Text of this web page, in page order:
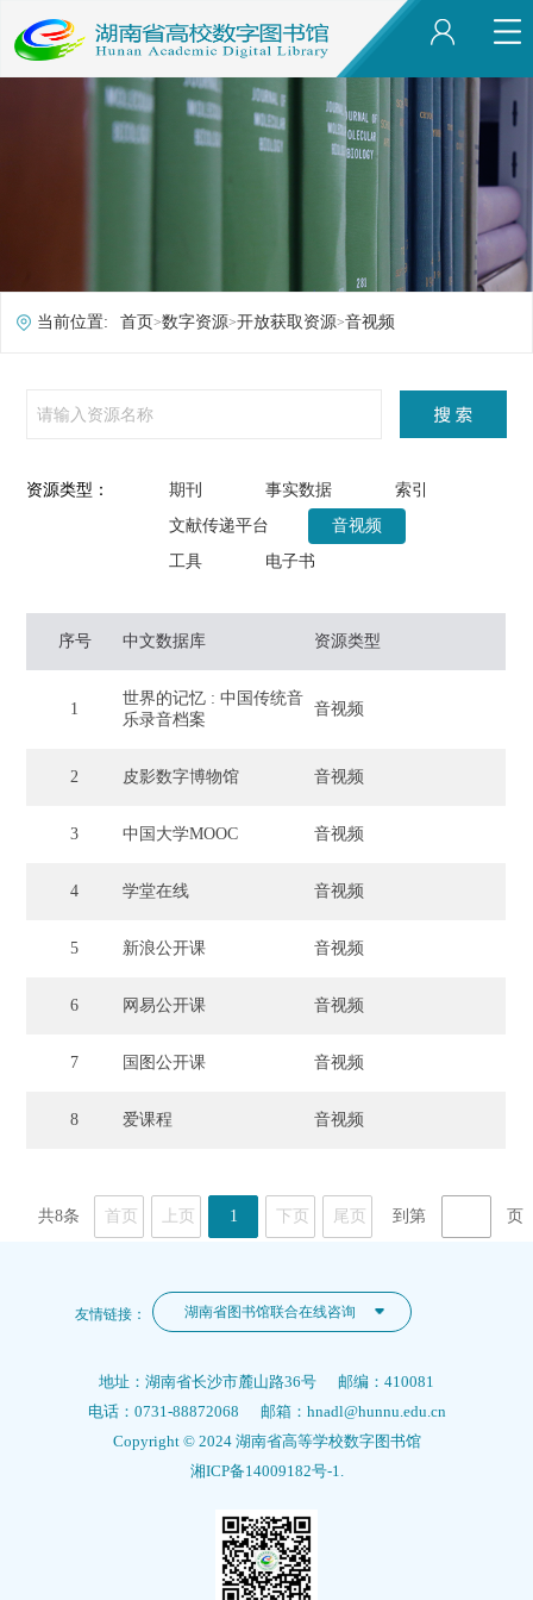
当前位置: 首页>数字资源>开放获取资源>音视频
资源类型： 期刊 事实数据
索引
文献传递平台
音视频
工具
电子书
序号 中文数据库 资源类型
1
世界的记忆 : 中国传统音
乐录音档案
音视频
2 皮影数字博物馆 音视频
3 中国大学MOOC 音视频
4 学堂在线 音视频
5 新浪公开课 音视频
6 网易公开课 音视频
7 国图公开课 音视频
8 爱课程 音视频
共8条 首页 上页 1 下页 尾页 到第 页
友情链接： 湖南省图书馆联合在线咨询
地址：湖南省长沙市麓山路36号 邮编：410081
电话：0731-88872068 邮箱：hnadl@hunnu.edu.cn
Copyright © 2024 湖南省高等学校数字图书馆
湘ICP备14009182号-1.